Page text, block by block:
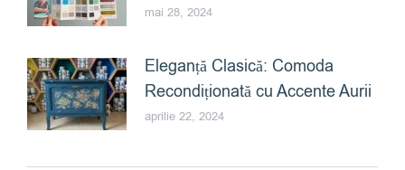
mai 28, 2024
Eleganță Clasică: Comoda
Recondiționată cu Accente Aurii
aprilie 22, 2024